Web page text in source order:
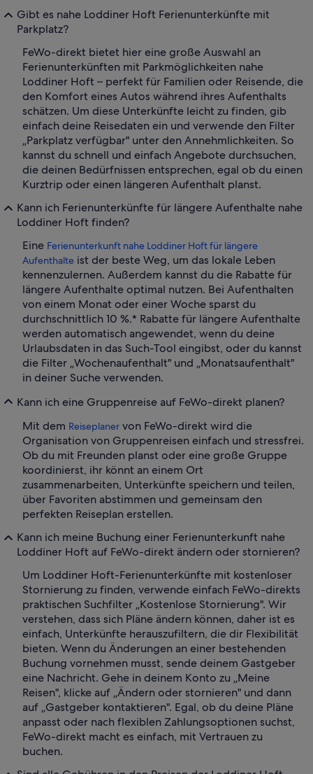
Gibt es nahe Loddiner Hoft Ferienunterkünfte mit
Parkplatz?
FeWo-direkt bietet hier eine große Auswahl an
Ferienunterkünften mit Parkmöglichkeiten nahe
Loddiner Hoft – perfekt für Familien oder Reisende, die
den Komfort eines Autos während ihres Aufenthalts
schätzen. Um diese Unterkünfte leicht zu finden, gib
einfach deine Reisedaten ein und verwende den Filter
„Parkplatz verfügbar" unter den Annehmlichkeiten. So
kannst du schnell und einfach Angebote durchsuchen,
die deinen Bedürfnissen entsprechen, egal ob du einen
Kurztrip oder einen längeren Aufenthalt planst.
Kann ich Ferienunterkünfte für längere Aufenthalte nahe
Loddiner Hoft finden?
Eine Ferienunterkunft nahe Loddiner Hoft für längere
Aufenthalte ist der beste Weg, um das lokale Leben
kennenzulernen. Außerdem kannst du die Rabatte für
längere Aufenthalte optimal nutzen. Bei Aufenthalten
von einem Monat oder einer Woche sparst du
durchschnittlich 10 %.* Rabatte für längere Aufenthalte
werden automatisch angewendet, wenn du deine
Urlaubsdaten in das Such-Tool eingibst, oder du kannst
die Filter „Wochenaufenthalt" und „Monatsaufenthalt"
in deiner Suche verwenden.
Kann ich eine Gruppenreise auf FeWo-direkt planen?
Mit dem Reiseplaner von FeWo-direkt wird die
Organisation von Gruppenreisen einfach und stressfrei.
Ob du mit Freunden planst oder eine große Gruppe
koordinierst, ihr könnt an einem Ort
zusammenarbeiten, Unterkünfte speichern und teilen,
über Favoriten abstimmen und gemeinsam den
perfekten Reiseplan erstellen.
Kann ich meine Buchung einer Ferienunterkunft nahe
Loddiner Hoft auf FeWo-direkt ändern oder stornieren?
Um Loddiner Hoft-Ferienunterkünfte mit kostenloser
Stornierung zu finden, verwende einfach FeWo-direkts
praktischen Suchfilter „Kostenlose Stornierung". Wir
verstehen, dass sich Pläne ändern können, daher ist es
einfach, Unterkünfte herauszufiltern, die dir Flexibilität
bieten. Wenn du Änderungen an einer bestehenden
Buchung vornehmen musst, sende deinem Gastgeber
eine Nachricht. Gehe in deinem Konto zu „Meine
Reisen", klicke auf „Ändern oder stornieren" und dann
auf „Gastgeber kontaktieren". Egal, ob du deine Pläne
anpasst oder nach flexiblen Zahlungsoptionen suchst,
FeWo-direkt macht es einfach, mit Vertrauen zu
buchen.